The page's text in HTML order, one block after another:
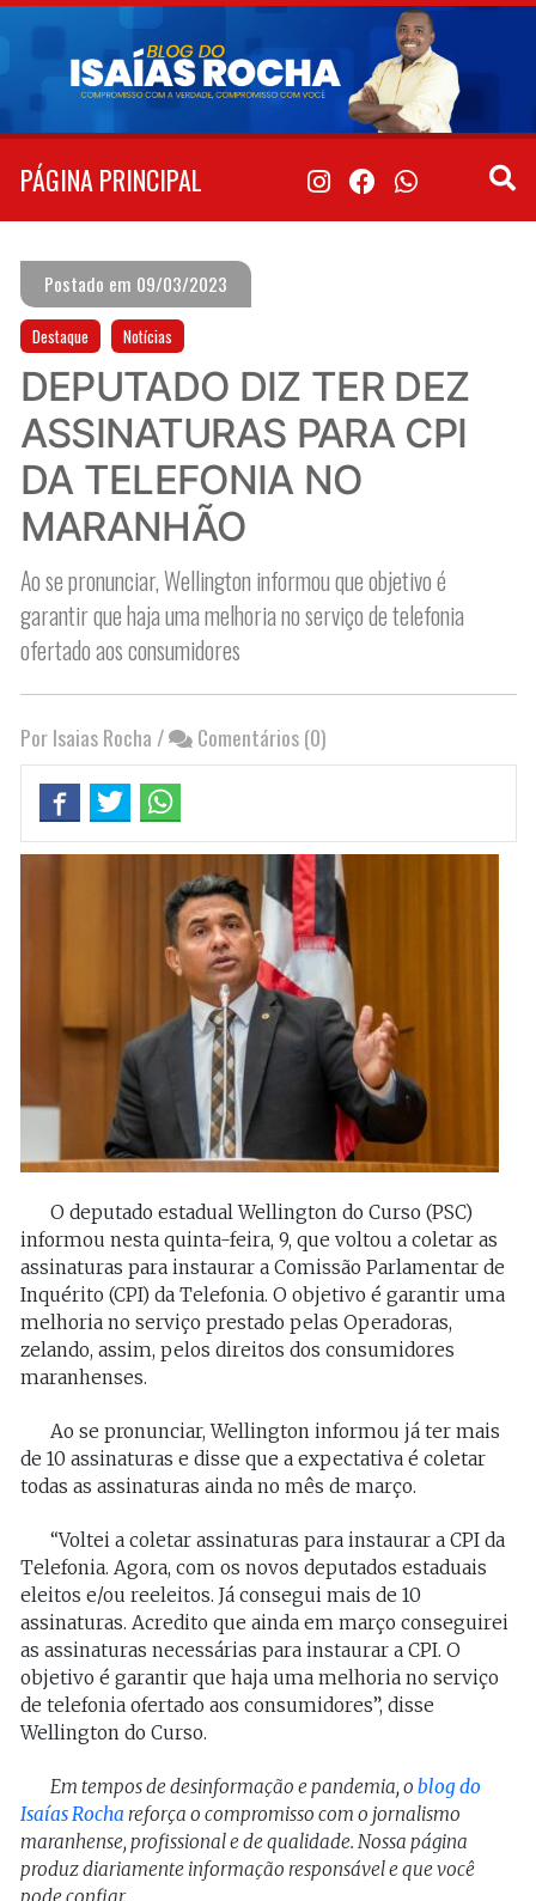
Pular
conteúdo
PÁGINA PRINCIPAL
Postado em 09/03/2023
Destaque Notícias
DEPUTADO DIZ TER DEZ
ASSINATURAS PARA CPI
DA TELEFONIA NO
MARANHÃO
Ao se pronunciar, Wellington informou que objetivo é
garantir que haja uma melhoria no serviço de telefonia
ofertado aos consumidores
Por Isaias Rocha / Comentários (0)
O deputado estadual Wellington do Curso (PSC)
informou nesta quinta-feira, 9, que voltou a coletar as
assinaturas para instaurar a Comissão Parlamentar de
Inquérito (CPI) da Telefonia. O objetivo é garantir uma
melhoria no serviço prestado pelas Operadoras,
zelando, assim, pelos direitos dos consumidores
maranhenses.
Ao se pronunciar, Wellington informou já ter mais
de 10 assinaturas e disse que a expectativa é coletar
todas as assinaturas ainda no mês de março.
“Voltei a coletar assinaturas para instaurar a CPI da
Telefonia. Agora, com os novos deputados estaduais
eleitos e/ou reeleitos. Já consegui mais de 10
assinaturas. Acredito que ainda em março conseguirei
as assinaturas necessárias para instaurar a CPI. O
objetivo é garantir que haja uma melhoria no serviço
de telefonia ofertado aos consumidores”, disse
Wellington do Curso.
Em tempos de desinformação e pandemia, o blog do
Isaías Rocha reforça o compromisso com o jornalismo
maranhense, profissional e de qualidade. Nossa página
produz diariamente informação responsável e que você